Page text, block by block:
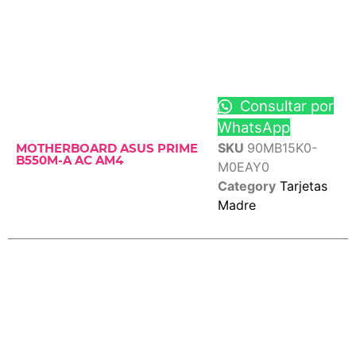
MOTHERBOARD ASUS PRIME
B550M-A AC AM4
Consultar por
WhatsApp
SKU 90MB15K0-
M0EAY0
Category Tarjetas
Madre